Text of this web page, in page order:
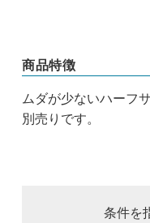
商品特徴
ムダが少ないハーフ
別売りです。
条件を